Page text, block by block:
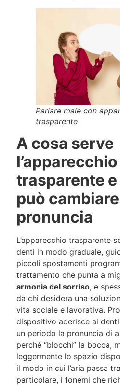
Parlare male con
trasparente
A cosa serve
l’apparecchio
trasparente
può
pronuncia
L’apparecchio trasparente
denti in modo graduale,
piccoli spostamenti
trattamento che punta a
armonia del sorriso, e
da chi desidera una
vita sociale e lavorativa.
dispositivo aderisce ai
un periodo la pronuncia di
perché “blocchi” la bocca,
leggermente lo spazio
il modo in cui l’aria passa
particolare, i fonemi che